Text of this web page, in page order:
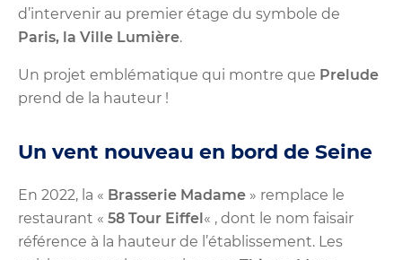
d’intervenir au premier étage du symbole de
Paris, la Ville Lumière.
Un projet emblématique qui montre que Prelude
prend de la hauteur !
Un vent nouveau en bord de Seine
En 2022, la « Brasserie Madame » remplace le
restaurant « 58 Tour Eiffel« , dont le nom faisair
référence à la hauteur de l’établissement. Les